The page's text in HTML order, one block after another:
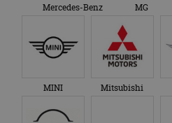
Mercedes-Benz MG
MINI Mitsubishi